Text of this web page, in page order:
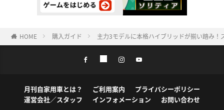
HOME 購入ガイド 主力3モデルに本格ハイブリッドが揃い踏み
月刊自家用車とは？ ご利用案内
プライバシーポリシー
運営会社／スタッフ
インフォメーション お問い合わせ